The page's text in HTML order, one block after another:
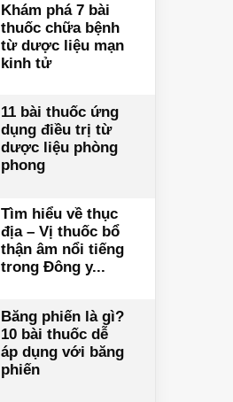
Khám phá 7 bài
thuốc chữa bệnh
từ dược liệu mạn
kinh tử
11 bài thuốc ứng
dụng điều trị từ
dược liệu phòng
phong
Tìm hiểu về thục
địa – Vị thuốc bổ
thận âm nổi tiếng
trong Đông y...
Băng phiến là gì?
10 bài thuốc dễ
áp dụng với băng
phiến